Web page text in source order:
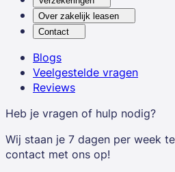
Over zakelijk leasen
Contact
Blogs
Veelgestelde vragen
Reviews
Heb je vragen of hulp nodig?
Wij staan je 7 dagen per week
contact met ons op!